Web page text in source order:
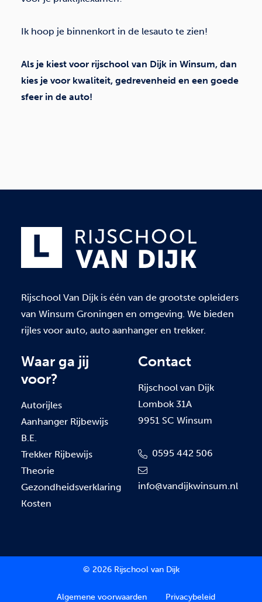
Ik hoop je binnenkort in de lesauto te zien!
Als je kiest voor rijschool van Dijk in Winsum, dan
kies je voor kwaliteit, gedrevenheid en een goede
sfeer in de auto!
Rijschool Van Dijk is één van de grootste opleiders
van Winsum Groningen en omgeving. We bieden
rijles voor auto, auto aanhanger en trekker.
Waar ga jij
voor?
Autorijles
Aanhanger Rijbewijs
B.E.
Trekker Rijbewijs
Theorie
Gezondheidsverklaring
Kosten
Contact
Rijschool van Dijk
Lombok 31A
9951 SC Winsum
0595 442 506
info@vandijkwinsum.nl
© 2026 Rijschool van Dijk
Algemene voorwaarden Privacybeleid